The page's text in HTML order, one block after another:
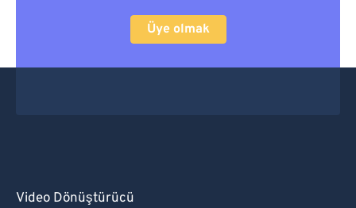
Üye olmak
Video Dönüştürücü